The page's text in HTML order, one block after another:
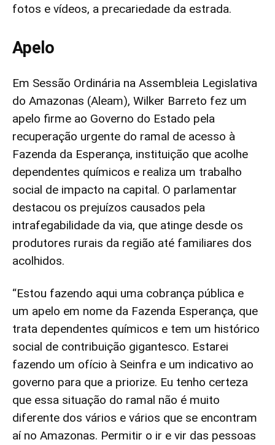
fotos e vídeos, a precariedade da estrada.
Apelo
Em Sessão Ordinária na Assembleia Legislativa
do Amazonas (Aleam), Wilker Barreto fez um
apelo firme ao Governo do Estado pela
recuperação urgente do ramal de acesso à
Fazenda da Esperança, instituição que acolhe
dependentes químicos e realiza um trabalho
social de impacto na capital. O parlamentar
destacou os prejuízos causados pela
intrafegabilidade da via, que atinge desde os
produtores rurais da região até familiares dos
acolhidos.
“Estou fazendo aqui uma cobrança pública e
um apelo em nome da Fazenda Esperança, que
trata dependentes químicos e tem um histórico
social de contribuição gigantesco. Estarei
fazendo um ofício à Seinfra e um indicativo ao
governo para que a priorize. Eu tenho certeza
que essa situação do ramal não é muito
diferente dos vários e vários que se encontram
aí no Amazonas. Permitir o ir e vir das pessoas